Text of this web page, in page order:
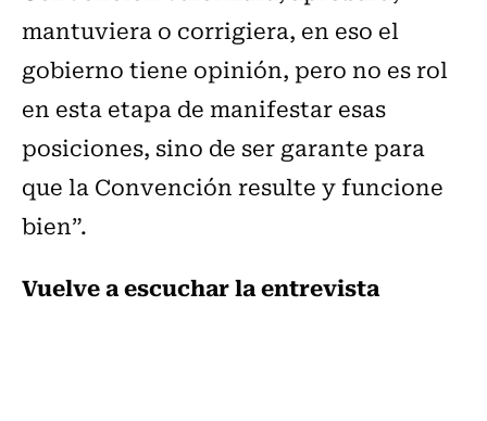
mantuviera o corrigiera, en eso el
gobierno tiene opinión, pero no es rol
en esta etapa de manifestar esas
posiciones, sino de ser garante para
que la Convención resulte y funcione
bien”.
Vuelve a escuchar la entrevista